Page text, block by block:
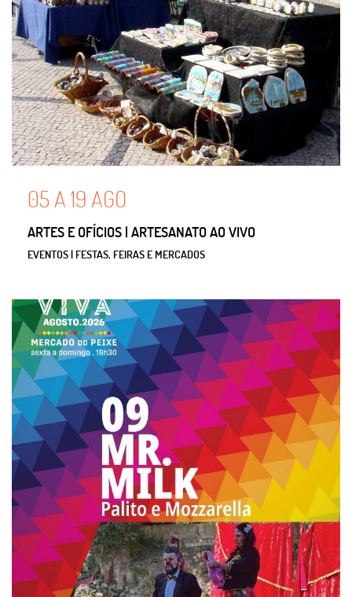
05 A19 AGO
ARTES E OFÍCIOS | ARTESANATO AO VIVO
EVENTOS | FESTAS, FEIRAS E MERCADOS